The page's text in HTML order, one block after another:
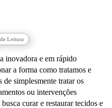
Leitura
inovadora e em rápido
a forma como tratamos e
de simplesmente tratar os
ou intervenções
curar e restaurar tecidos e